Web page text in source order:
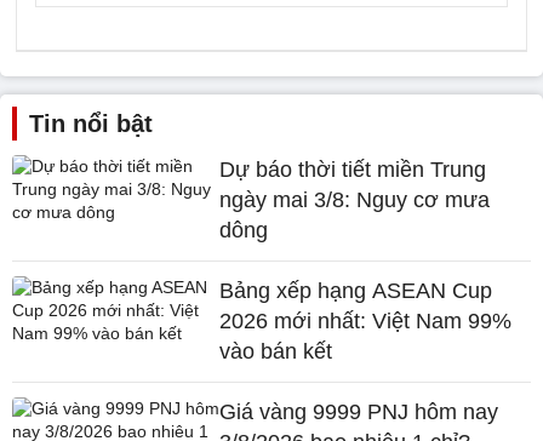
Tin nổi bật
Dự báo thời tiết miền Trung
ngày mai 3/8: Nguy cơ mưa
dông
Bảng xếp hạng ASEAN Cup
2026 mới nhất: Việt Nam 99%
vào bán kết
Giá vàng 9999 PNJ hôm nay